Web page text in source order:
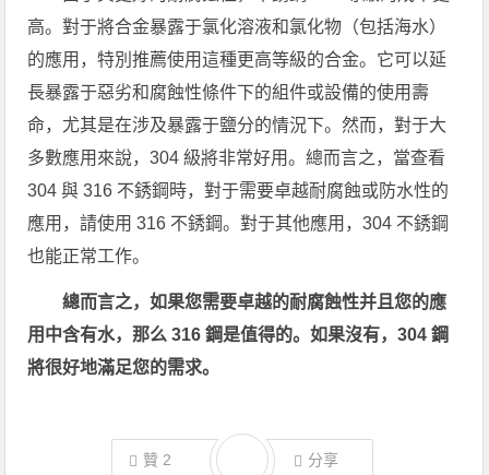
高。對于將合金暴露于氯化溶液和氯化物（包括海水）
的應用，特別推薦使用這種更高等級的合金。它可以延
長暴露于惡劣和腐蝕性條件下的組件或設備的使用壽
命，尤其是在涉及暴露于鹽分的情況下。然而，對于大
多數應用來說，304 級將非常好用。總而言之，當查看
304 與 316 不銹鋼時，對于需要卓越耐腐蝕或防水性的
應用，請使用 316 不銹鋼。對于其他應用，304 不銹鋼
也能正常工作。
總而言之，如果您需要卓越的耐腐蝕性并且您的應
用中含有水，那么 316 鋼是值得的。如果沒有，304 鋼
將很好地滿足您的需求。
贊2 分享